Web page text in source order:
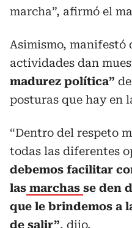
marcha”, afirmó el
Asimismo, manifestó
actividades dan
madurez política”
posturas que hay en
“Dentro del respeto
todas las diferentes
debemos facilitar
las marchas se den
que le brindemos a
de salir”, dijo.